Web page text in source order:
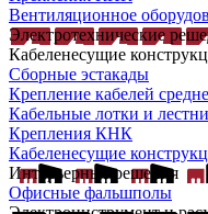
Вентиляционное
Электротехнические
Кабеленесущие
Сборные эстакады
Крепление кабелей
Кабельные лотки и
Крепления КНК
Кабеленесущие
Интерьерные решения
Офисные фальшполы